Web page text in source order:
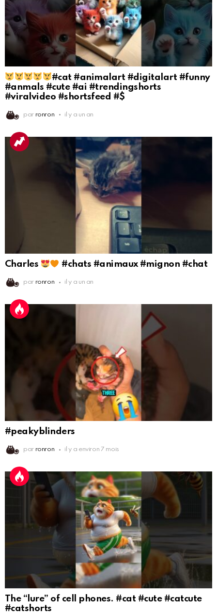
#cat #animalart #digitalart #funny
#anmals #cute #ai #trendingshorts
#viralvideo #shortsfeed #$
par ronron il y a un an
Charles #chats #animaux #mignon #chat
par ronron il y a un an
#peakyblinders
par ronron il y a environ 7 mois
The “lure” of cell phones. #cat #cute #catcute
#catshorts